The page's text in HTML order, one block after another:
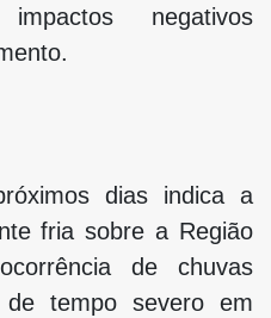
negativos
dias indica a
fria sobre a Região
de chuvas
de tempo severo em